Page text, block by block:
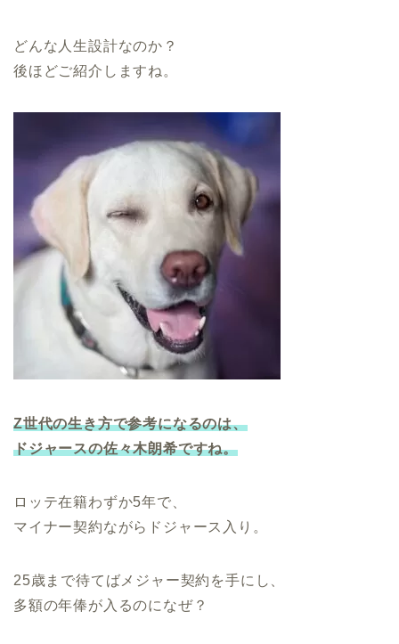
どんな人生設計なのか？
後ほどご紹介しますね。
Z世代の生き方で参考になるのは、
ドジャースの佐々木朗希ですね。
ロッテ在籍わずか5年で、
マイナー契約ながらドジャース入り。
25歳まで待てばメジャー契約を手にし、
多額の年俸が入るのになぜ？